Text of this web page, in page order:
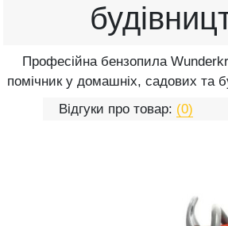
Професійна бензопила
помічник у домашніх, садових та
Відгуки про товар: (0)